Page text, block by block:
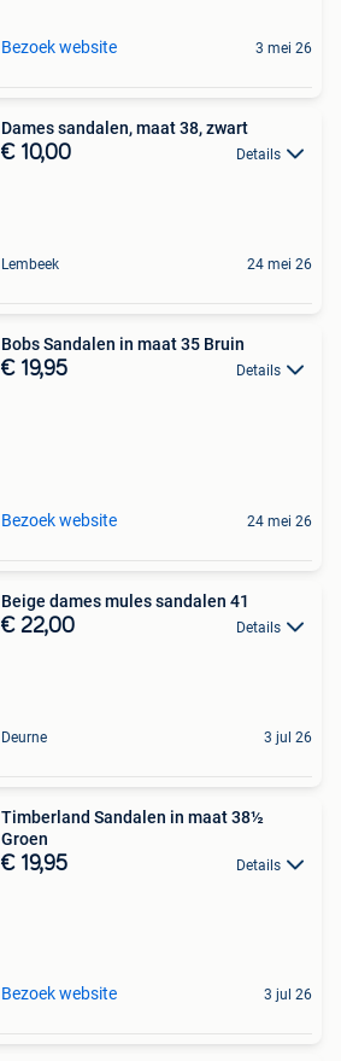
Bezoek website 3 mei 26
Dames sandalen, maat 38, zwart
€ 10,00 Details
Lembeek 24 mei 26
Bobs Sandalen in maat 35 Bruin
€ 19,95 Details
Bezoek website 24 mei 26
Beige dames mules sandalen 41
€ 22,00 Details
Deurne 3 jul 26
Timberland Sandalen in maat 38½
Groen
€ 19,95 Details
Bezoek website 3 jul 26